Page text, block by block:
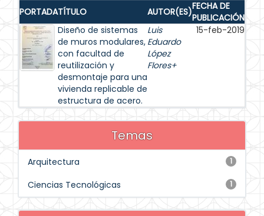
PORTADATÍTULO AUTOR(ES)FECHA DE
PUBLICACIÓN
Diseño de sistemas
de muros modulares,
con facultad de
reutilización y
desmontaje para una
vivienda replicable de
estructura de acero.
Luis
Eduardo
López
Flores+
15-feb-2019
Temas
1
Arquitectura
1
Ciencias Tecnológicas